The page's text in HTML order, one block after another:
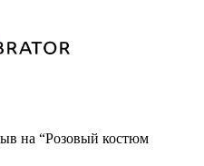
на “Розовый костюм